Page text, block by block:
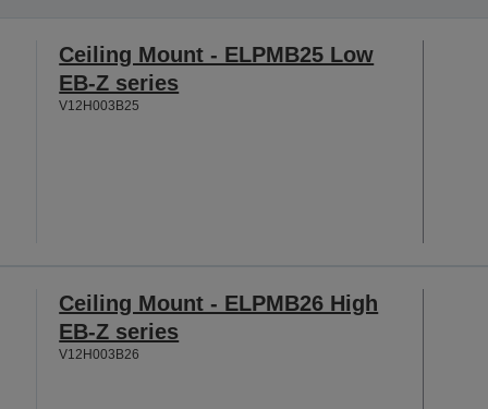
Ceiling Mount - ELPMB25 Low
EB-Z series
V12H003B25
Ceiling Mount - ELPMB26 High
EB-Z series
V12H003B26